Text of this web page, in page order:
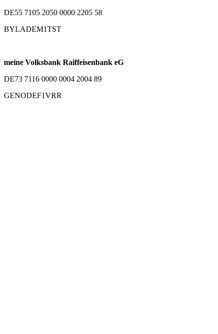
DE55 7105 2050 0000 2205 58
BYLADEM1TST
meine Volksbank Raiffeisenbank eG
DE73 7116 0000 0004 2004 89
GENODEF1VRR